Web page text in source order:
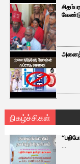
நிகழ்ச்சிகள்
...